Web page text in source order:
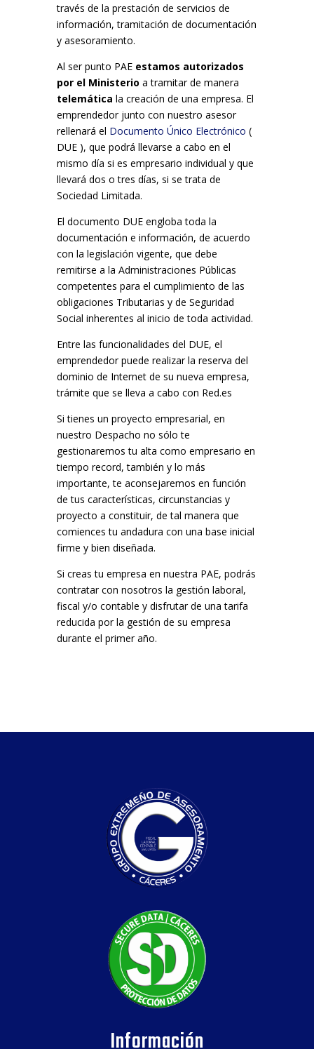
través de la prestación de servicios de
información, tramitación de documentación
y asesoramiento.
Al ser punto PAE estamos autorizados
por el Ministerio a tramitar de manera
telemática la creación de una empresa. El
emprendedor junto con nuestro asesor
rellenará el Documento Único Electrónico (
DUE ), que podrá llevarse a cabo en el
mismo día si es empresario individual y que
llevará dos o tres días, si se trata de
Sociedad Limitada.
El documento DUE engloba toda la
documentación e información, de acuerdo
con la legislación vigente, que debe
remitirse a la Administraciones Públicas
competentes para el cumplimiento de las
obligaciones Tributarias y de Seguridad
Social inherentes al inicio de toda actividad.
Entre las funcionalidades del DUE, el
emprendedor puede realizar la reserva del
dominio de Internet de su nueva empresa,
trámite que se lleva a cabo con Red.es
Si tienes un proyecto empresarial, en
nuestro Despacho no sólo te
gestionaremos tu alta como empresario en
tiempo record, también y lo más
importante, te aconsejaremos en función
de tus características, circunstancias y
proyecto a constituir, de tal manera que
comiences tu andadura con una base inicial
firme y bien diseñada.
Si creas tu empresa en nuestra PAE, podrás
contratar con nosotros la gestión laboral,
fiscal y/o contable y disfrutar de una tarifa
reducida por la gestión de su empresa
durante el primer año.
Información